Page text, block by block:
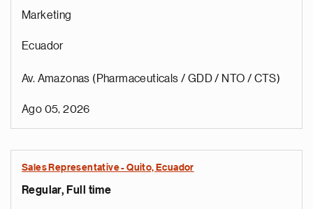
Marketing
Ecuador
Av. Amazonas (Pharmaceuticals / GDD / NTO / CTS)
Ago 05, 2026
Sales Representative - Quito, Ecuador
Regular, Full time